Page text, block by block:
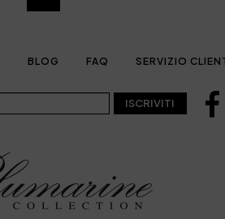
BLOG FAQ SERVIZIO
ISCRIVITI